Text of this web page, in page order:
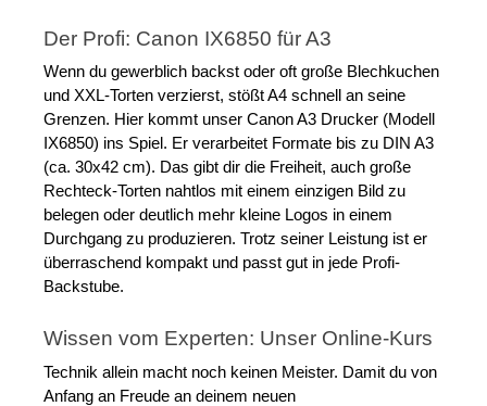
Der Profi: Canon IX6850 für A3
Wenn du gewerblich backst oder oft große Blechkuchen
und XXL-Torten verzierst, stößt A4 schnell an seine
Grenzen. Hier kommt unser Canon A3 Drucker (Modell
IX6850) ins Spiel. Er verarbeitet Formate bis zu DIN A3
(ca. 30x42 cm). Das gibt dir die Freiheit, auch große
Rechteck-Torten nahtlos mit einem einzigen Bild zu
belegen oder deutlich mehr kleine Logos in einem
Durchgang zu produzieren. Trotz seiner Leistung ist er
überraschend kompakt und passt gut in jede Profi-
Backstube.
Wissen vom Experten: Unser Online-Kurs
Technik allein macht noch keinen Meister. Damit du von
Anfang an Freude an deinem neuen